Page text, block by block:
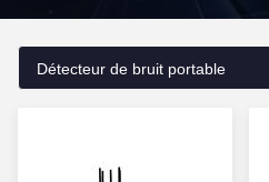
Détecteur de bruit portable